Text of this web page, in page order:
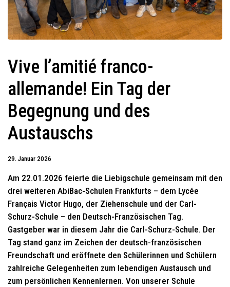
Vive l’amitié franco-
allemande! Ein Tag der
Begegnung und des
Austauschs
29. Januar 2026
Am 22.01.2026 feierte die Liebigschule gemeinsam mit den
drei weiteren AbiBac-Schulen Frankfurts – dem Lycée
Français Victor Hugo, der Ziehenschule und der Carl-
Schurz-Schule – den Deutsch-Französischen Tag.
Gastgeber war in diesem Jahr die Carl-Schurz-Schule. Der
Tag stand ganz im Zeichen der deutsch-französischen
Freundschaft und eröffnete den Schülerinnen und Schülern
zahlreiche Gelegenheiten zum lebendigen Austausch und
zum persönlichen Kennenlernen. Von unserer Schule